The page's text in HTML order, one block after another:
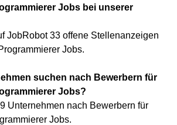
Jobs bei unserer
JobRobot 33 offene Stellenanzeigen
Jobs.
suchen nach Bewerbern für
Jobs?
Unternehmen nach Bewerbern für
Jobs.